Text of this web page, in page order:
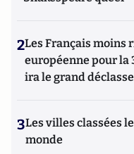
2Les Français moins
européenne pour la
ira le grand
3Les villes classées
monde